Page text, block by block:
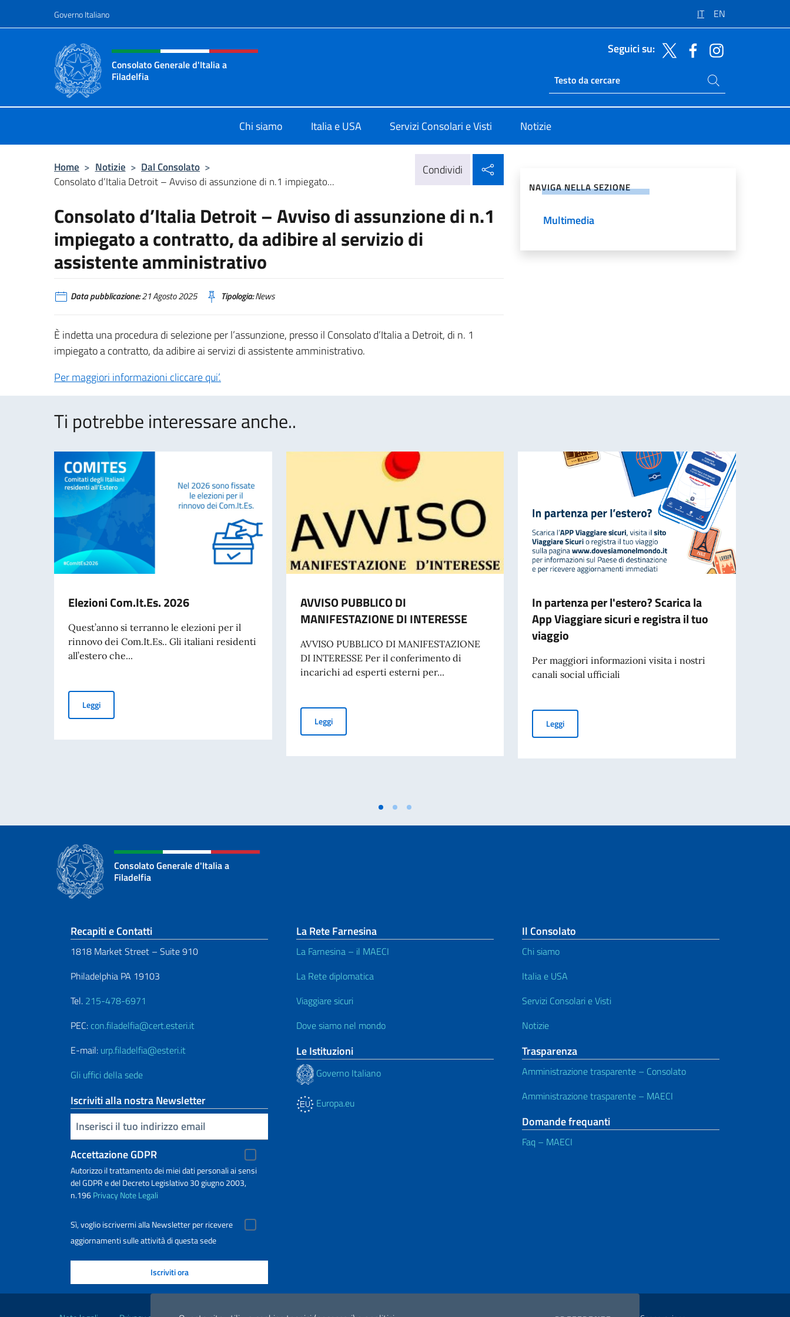
Governo Italiano IT EN
Intestazione sito, social e menù
Consolato Generale d'Italia a
Filadelfia
Seguici su:
Ricerca sito live
Cerca nel sito
Chi siamo Italia e USA Servizi Consolari e Visti Notizie
Home > Notizie > Dal Consolato >
Consolato d’Italia Detroit – Avviso di assunzione di n.1 impiegato...
Condividi
Consolato d’Italia Detroit – Avviso di assunzione di n.1
impiegato a contratto, da adibire al servizio di
assistente amministrativo
Data pubblicazione:21 Agosto 2025 Tipologia:News
È indetta una procedura di selezione per l’assunzione, presso il Consolato d’Italia a Detroit, di n. 1
impiegato a contratto, da adibire ai servizi di assistente amministrativo.
Per maggiori informazioni cliccare qui’.
NAVIGA NELLA SEZIONE
Multimedia
Ti potrebbe interessare anche..
Elezioni Com.It.Es. 2026
Quest’anno si terranno le elezioni per il
rinnovo dei Com.It.Es.. Gli italiani residenti
all’estero che...
LeggiElezioni Com.It.Es. 2026
AVVISO PUBBLICO DI
MANIFESTAZIONE DI INTERESSE
AVVISO PUBBLICO DI MANIFESTAZIONE
DI INTERESSE Per il conferimento di
incarichi ad esperti esterni per...
LeggiAVVISO PUBBLICO DI MANIFESTAZIONE DI INTERESSE
In partenza per l'estero? Scarica la
App Viaggiare sicuri e registra il tuo
viaggio
Per maggiori informazioni visita i nostri
canali social ufficiali
LeggiIn partenza per l'estero? Scarica la App Viaggiare sicuri e
Consolato Generale d'Italia a
Filadelfia
Sezione footer
Recapiti e Contatti
1818 Market Street – Suite 910
Philadelphia PA 19103
Tel. 215-478-6971
PEC: con.filadelfia@cert.esteri.it
E-mail: urp.filadelfia@esteri.it
Gli uffici della sede
Iscriviti alla nostra Newsletter
Inserisci la tua email
Accettazione GDPR
Autorizzo il trattamento dei miei dati personali ai sensi
del GDPR e del Decreto Legislativo 30 giugno 2003,
n.196PrivacyNote Legali
Sì, voglio iscrivermi alla Newsletter per ricevere
aggiornamenti sulle attività di questa sede
La Rete Farnesina
La Farnesina – il MAECI
La Rete diplomatica
Viaggiare sicuri
Dove siamo nel mondo
Le Istituzioni
Governo Italiano
Europa.eu
Il Consolato
Chi siamo
Italia e USA
Servizi Consolari e Visti
Notizie
Trasparenza
Amministrazione trasparente – Consolato
Amministrazione trasparente – MAECI
Domande frequanti
Faq – MAECI